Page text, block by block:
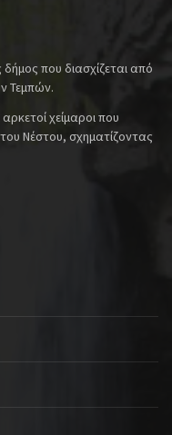
που διασχίζεται από
Τεμπών.
χείμαροι που
Νέστου, σχηματίζοντας